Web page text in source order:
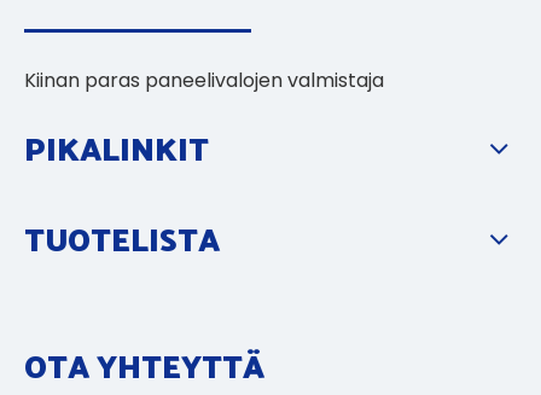
Kiinan paras paneelivalojen valmistaja
PIKALINKIT
TUOTELISTA
OTA YHTEYTTÄ